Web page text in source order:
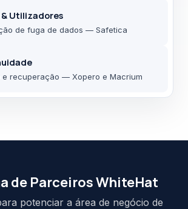
& Utilizadores
de fuga de dados — Safetica
e recuperação — Xopero e Macrium
de Parceiros WhiteHat
potenciar a área de negócio de